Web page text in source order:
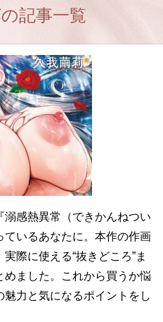
記事一覧
溺感熱異常（できかんねつい
ているあなたに。本作の作画
際に使える“抜きどころ”ま
ました。これから買うか悩
力と気になるポイントをし